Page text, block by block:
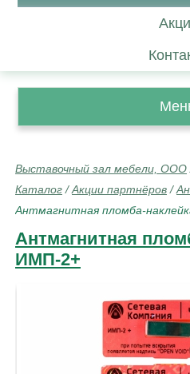
Выставочный зал мебели, ООО
Каталог /Акции партнёров /
Антмагнитная пломба-
Антмагнитная
ИМП-2+